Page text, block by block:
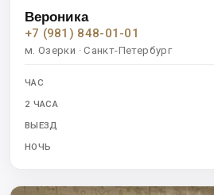
Вероника
+7 (981) 848-01-01
м. Озерки · Санкт-Петербург
ЧАС
2 ЧАСА
ВЫЕЗД
НОЧЬ